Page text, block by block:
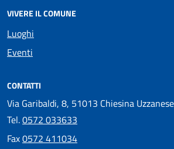
VIVERE IL COMUNE
Luoghi
Eventi
CONTATTI
Via Garibaldi, 8, 51013 Chiesina
Tel.0572 033633
Fax0572 411034